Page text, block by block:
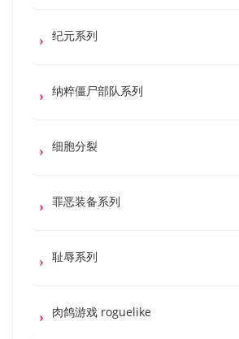
纪元系列
纳粹僵尸部队系列
细胞分裂
罪恶装备系列
耻辱系列
肉鸽游戏 roguelike